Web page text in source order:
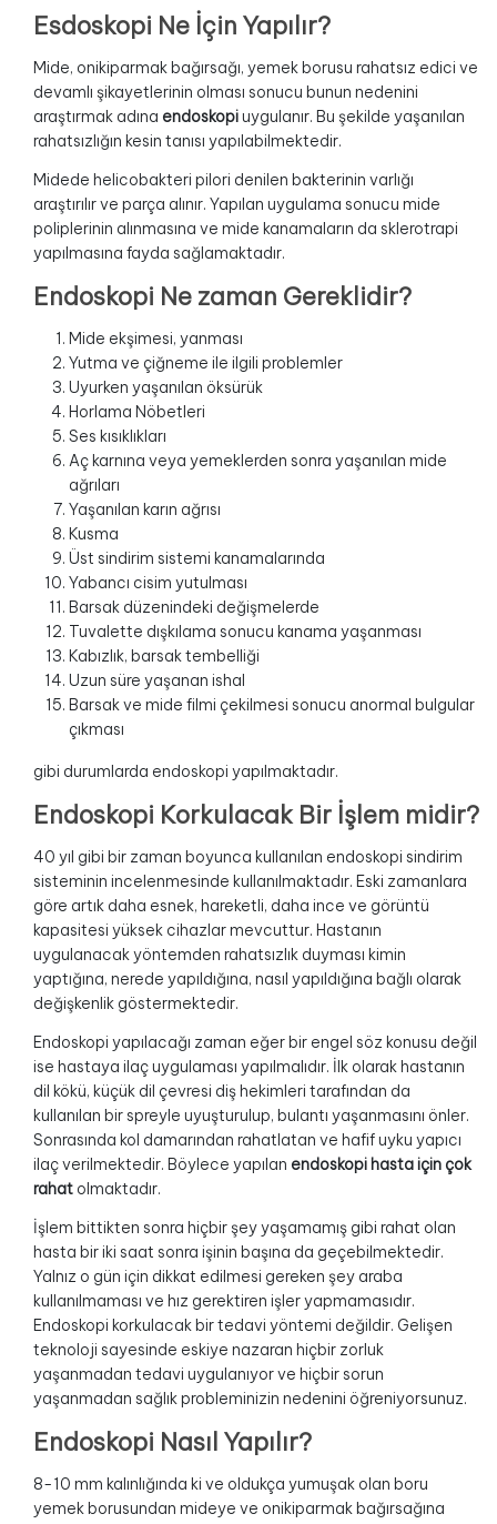
Esdoskopi Ne İçin Yapılır?
Mide, onikiparmak bağırsağı, yemek borusu rahatsız edici ve
devamlı şikayetlerinin olması sonucu bunun nedenini
araştırmak adına endoskopiuygulanır. Bu şekilde yaşanılan
rahatsızlığın kesin tanısı yapılabilmektedir.
Midede helicobakteri pilori denilen bakterinin varlığı
araştırılır ve parça alınır. Yapılan uygulama sonucu mide
poliplerinin alınmasına ve mide kanamaların da sklerotrapi
yapılmasına fayda sağlamaktadır.
Endoskopi Ne zaman Gereklidir?
Mide ekşimesi, yanması
Yutma ve çiğneme ile ilgili problemler
Uyurken yaşanılan öksürük
Horlama Nöbetleri
Ses kısıklıkları
Aç karnına veya yemeklerden sonra yaşanılan mide
ağrıları
Yaşanılan karın ağrısı
Kusma
Üst sindirim sistemi kanamalarında
Yabancı cisim yutulması
Barsak düzenindeki değişmelerde
Tuvalette dışkılama sonucu kanama yaşanması
Kabızlık, barsak tembelliği
Uzun süre yaşanan ishal
Barsak ve mide filmi çekilmesi sonucu anormal bulgular
çıkması
gibi durumlarda endoskopi yapılmaktadır.
Endoskopi Korkulacak Bir İşlem midir?
40 yıl gibi bir zaman boyunca kullanılan endoskopi sindirim
sisteminin incelenmesinde kullanılmaktadır. Eski zamanlara
göre artık daha esnek, hareketli, daha ince ve görüntü
kapasitesi yüksek cihazlar mevcuttur. Hastanın
uygulanacak yöntemden rahatsızlık duyması kimin
yaptığına, nerede yapıldığına, nasıl yapıldığına bağlı olarak
değişkenlik göstermektedir.
Endoskopi yapılacağı zaman eğer bir engel söz konusu değil
ise hastaya ilaç uygulaması yapılmalıdır. İlk olarak hastanın
dil kökü, küçük dil çevresi diş hekimleri tarafından da
kullanılan bir spreyle uyuşturulup, bulantı yaşanmasını önler.
Sonrasında kol damarından rahatlatan ve hafif uyku yapıcı
ilaç verilmektedir. Böylece yapılan endoskopi hasta için çok
rahat olmaktadır.
İşlem bittikten sonra hiçbir şey yaşamamış gibi rahat olan
hasta bir iki saat sonra işinin başına da geçebilmektedir.
Yalnız o gün için dikkat edilmesi gereken şey araba
kullanılmaması ve hız gerektiren işler yapmamasıdır.
Endoskopi korkulacak bir tedavi yöntemi değildir. Gelişen
teknoloji sayesinde eskiye nazaran hiçbir zorluk
yaşanmadan tedavi uygulanıyor ve hiçbir sorun
yaşanmadan sağlık probleminizin nedenini öğreniyorsunuz.
Endoskopi Nasıl Yapılır?
8-10 mm kalınlığında ki ve oldukça yumuşak olan boru
yemek borusundan mideye ve onikiparmak bağırsağına